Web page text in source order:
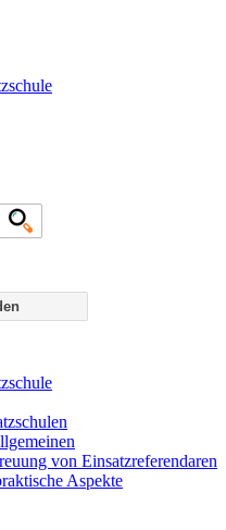
von Einsatzreferendaren
Aspekte